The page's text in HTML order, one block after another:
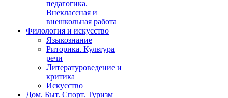
педагогика.
Внеклассная и
внешкольная работа
Филология и искусство
Языкознание
Риторика. Культура
речи
Литературоведение и
критика
Искусство
Дом. Быт. Спорт. Туризм